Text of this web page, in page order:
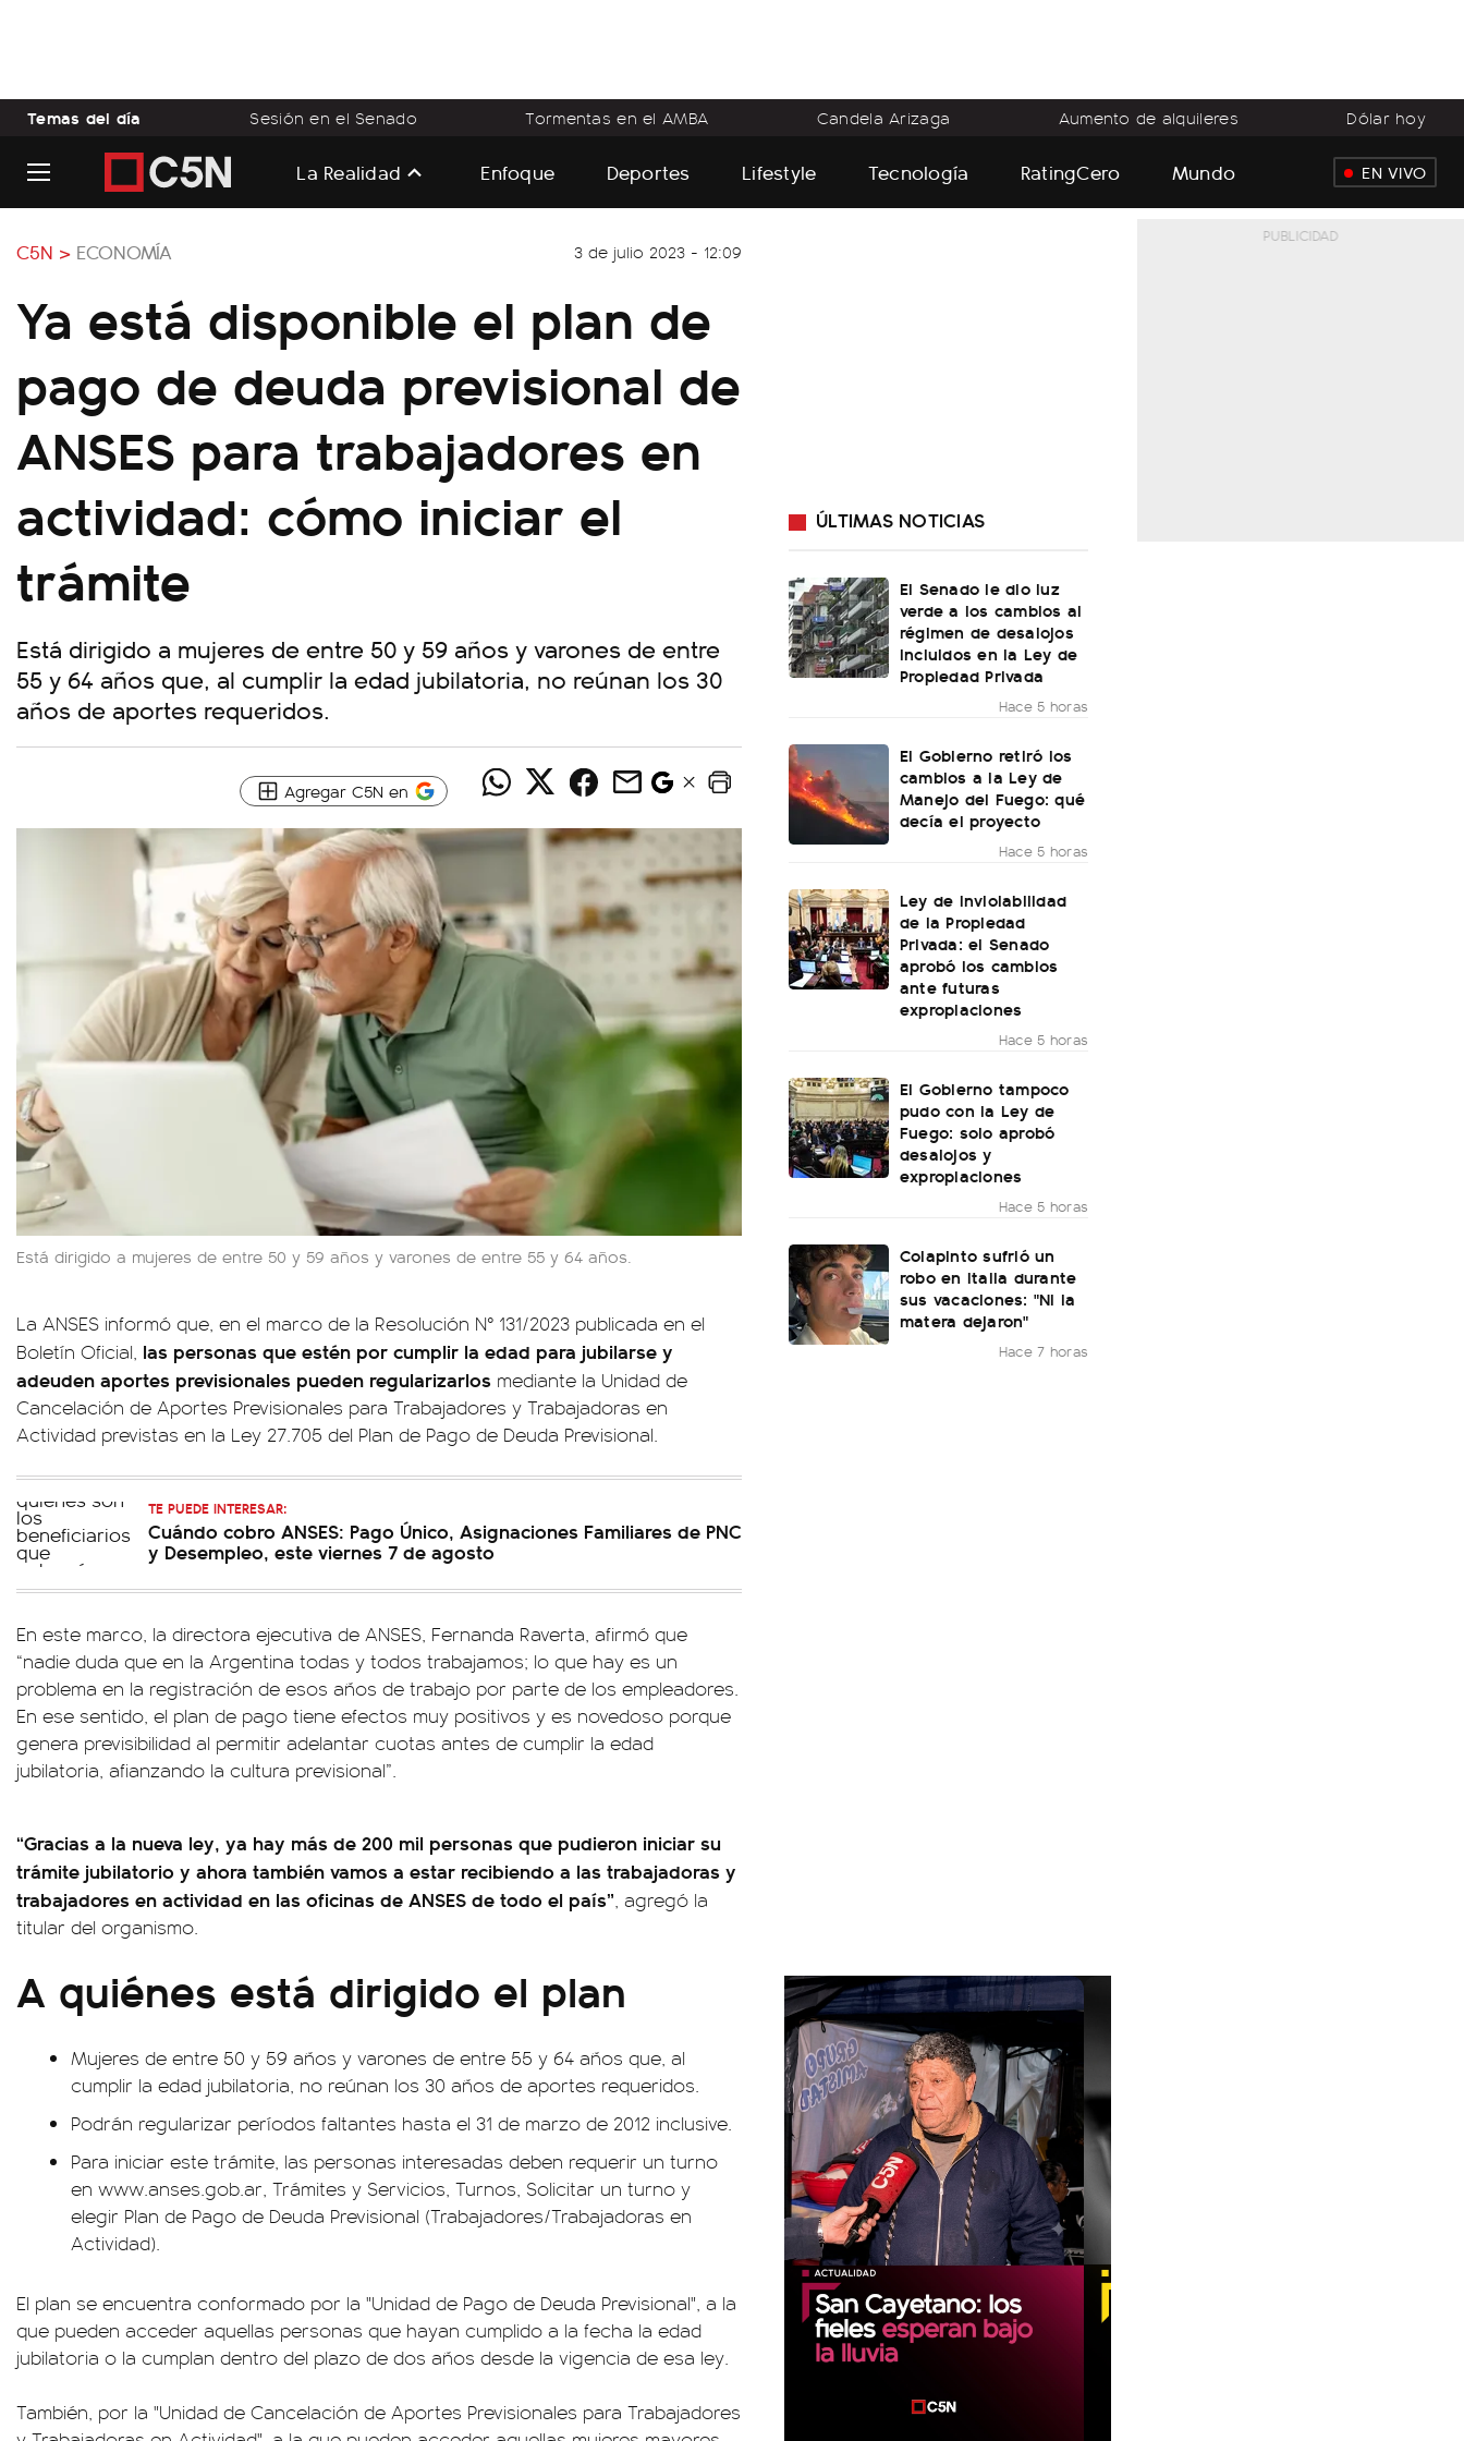
Temas del día Sesión en el Senado Tormentas en el AMBA Candela Arizaga Aumento de alquileres Dólar hoy
La Realidad Enfoque Deportes Lifestyle Tecnología RatingCero Mundo EN VIVO
C5N > ECONOMÍA 3 de julio 2023 - 12:09
Ya está disponible el plan de
pago de deuda previsional de
ANSES para trabajadores en
actividad: cómo iniciar el
trámite
Está dirigido a mujeres de entre 50 y 59 años y varones de entre
55 y 64 años que, al cumplir la edad jubilatoria, no reúnan los 30
años de aportes requeridos.
Agregar C5N en
Está dirigido a mujeres de entre 50 y 59 años y varones de entre 55 y 64 años.
La ANSES informó que, en el marco de la Resolución N° 131/2023 publicada en el
Boletín Oficial, las personas que estén por cumplir la edad para jubilarse y
adeuden aportes previsionales pueden regularizarlos mediante la Unidad de
Cancelación de Aportes Previsionales para Trabajadores y Trabajadoras en
Actividad previstas en la Ley 27.705 del Plan de Pago de Deuda Previsional.
TE PUEDE INTERESAR:
Cuándo cobro ANSES: Pago Único, Asignaciones Familiares de PNC
y Desempleo, este viernes 7 de agosto
En este marco, la directora ejecutiva de ANSES, Fernanda Raverta, afirmó que
“nadie duda que en la Argentina todas y todos trabajamos; lo que hay es un
problema en la registración de esos años de trabajo por parte de los empleadores.
En ese sentido, el plan de pago tiene efectos muy positivos y es novedoso porque
genera previsibilidad al permitir adelantar cuotas antes de cumplir la edad
jubilatoria, afianzando la cultura previsional”.
“Gracias a la nueva ley, ya hay más de 200 mil personas que pudieron iniciar su
trámite jubilatorio y ahora también vamos a estar recibiendo a las trabajadoras y
trabajadores en actividad en las oficinas de ANSES de todo el país”, agregó la
titular del organismo.
A quiénes está dirigido el plan
Mujeres de entre 50 y 59 años y varones de entre 55 y 64 años que, al
cumplir la edad jubilatoria, no reúnan los 30 años de aportes requeridos.
Podrán regularizar períodos faltantes hasta el 31 de marzo de 2012 inclusive.
Para iniciar este trámite, las personas interesadas deben requerir un turno
en www.anses.gob.ar, Trámites y Servicios, Turnos, Solicitar un turno y
elegir Plan de Pago de Deuda Previsional (Trabajadores/Trabajadoras en
Actividad).
El plan se encuentra conformado por la "Unidad de Pago de Deuda Previsional", a la
que pueden acceder aquellas personas que hayan cumplido a la fecha la edad
jubilatoria o la cumplan dentro del plazo de dos años desde la vigencia de esa ley.
También, por la "Unidad de Cancelación de Aportes Previsionales para Trabajadores
ÚLTIMAS NOTICIAS
El Senado le dio luz
verde a los cambios al
régimen de desalojos
incluidos en la Ley de
Propiedad Privada
Hace 5 horas
El Gobierno retiró los
cambios a la Ley de
Manejo del Fuego: qué
decía el proyecto
Hace 5 horas
Ley de Inviolabilidad
de la Propiedad
Privada: el Senado
aprobó los cambios
ante futuras
expropiaciones
Hace 5 horas
El Gobierno tampoco
pudo con la Ley de
Fuego: solo aprobó
desalojos y
expropiaciones
Hace 5 horas
Colapinto sufrió un
robo en Italia durante
sus vacaciones: "Ni la
matera dejaron"
Hace 7 horas